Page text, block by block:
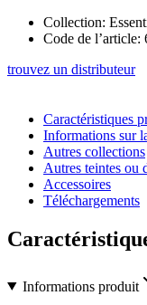
Collection:
Code de l’article:
trouvez un distributeur
Caractéristiques
Informations sur
Autres collections
Autres teintes ou
Accessoires
Téléchargements
Informations produit